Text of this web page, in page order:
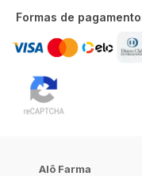
Formas de
Alô Farma